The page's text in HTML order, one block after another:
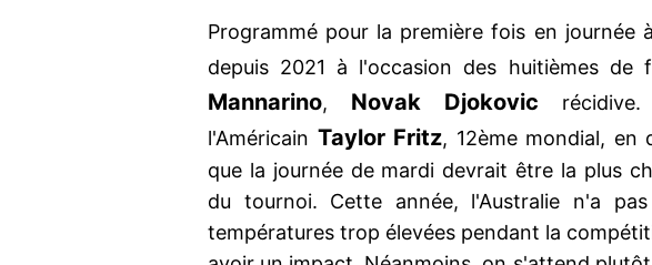
Programmé pour la première fois en journée
depuis 2021 à l'occasion des huitièmes de
Mannarino, Novak Djokovic
l'Américain Taylor Fritz, 12ème mondial, en
que la journée de mardi devrait être la plus
du tournoi. Cette année, l'Australie n'a
températures trop élevées pendant la